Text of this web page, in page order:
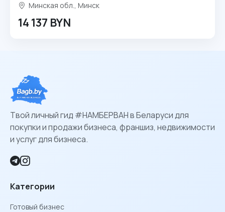
Минская обл., Минск
14 137 BYN
Твой личный гид #НАМБЕРВАН в Беларуси для
покупки и продажи бизнеса, франшиз, недвижимости
и услуг для бизнеса.
Категории
Готовый бизнес